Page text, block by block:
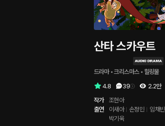
산타 스카우트
드라마 • 크리스마스 • 힐링물
4.8
39
2.2만
작가
조현아
출연
이새아 손정민 임채빈
박기욱